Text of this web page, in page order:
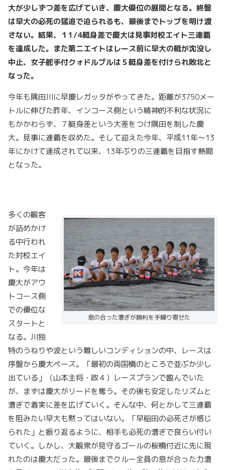
大が少しずつ差を広げていき、慶大優位の展開となる。終盤
は早大の必死の猛追で迫られるも、最後までトップを明け渡
さない。結果、１1/4艇身差で慶大は見事対校エイト三連覇
を達成した。また第二エイトはレース前に早大の艇が沈没し
中止、女子舵手付クォドルプルは５艇身差を付けられ敗北と
なった。
今年も隅田川に早慶レガッタがやってきた。距離が3750メー
トルに伸びた昨年、インコース側という精神的不利な状況に
もかかわらず、７艇身差という大差をつけ隅田を制した慶
大。見事に連覇を収めた。そして迎えた今年、平成11年～13
年にかけて達成されて以来、13年ぶりの三連覇を目指す熱闘
となった。
息の合った漕ぎが勝利を手繰り寄せた
多くの観客
が詰めかけ
る中行われ
た対校エイ
ト。今年は
慶大がアウ
トコース側
での優位な
スタートと
なる。川独
特のうねりや波という難しいコンディションの中、レースは
序盤から慶大ペース。「最初の両国橋のところで並ぶか少し
出ている」（山本主将・政４）レースプランで臨んでいた
が、まずは慶大がリードを奪う。その後も安定したリズムと
漕ぎで着実に差を広げていく。そんな中、何とかして三連覇
を阻みたい早大も黙ってはいない。「早稲田の必死さが感じ
られた」と振り返るように、相手も必死の漕ぎで食らい付い
ていく。しかし、大観衆が見守るゴールの桜橋付近に先に現
れたのは慶大だった。最後までクルー全員の息が合った力漕